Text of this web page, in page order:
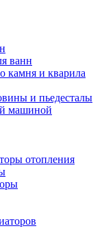
ванн
камня и кварила
и пьедесталы
машиной
отопления